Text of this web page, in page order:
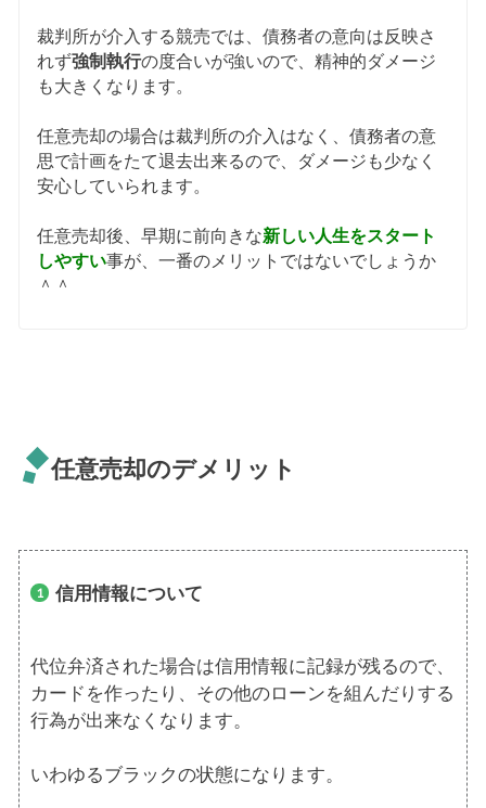
裁判所が介入する競売では、債務者の意向は反映さ
れず強制執行の度合いが強いので、精神的ダメージ
も大きくなります。
任意売却の場合は裁判所の介入はなく、債務者の意
思で計画をたて退去出来るので、ダメージも少なく
安心していられます。
任意売却後、早期に前向きな新しい人生をスタート
しやすい事が、一番のメリットではないでしょうか
＾＾
任意売却のデメリット
信用情報について
代位弁済された場合は信用情報に記録が残るので、
カードを作ったり、その他のローンを組んだりする
行為が出来なくなります。
いわゆるブラックの状態になります。